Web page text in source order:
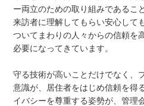
ー両立のための取り組みであるこ
来訪者に理解してもらい安心して
ついてまわりの人々からの信頼を
必要になってきています。
守る技術が高いことだけでなく、
意識が、居住者をはじめ信頼を得
イバシーを尊重する姿勢が、管理